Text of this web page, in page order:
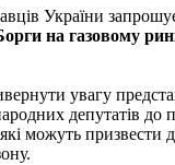
України
на газовому
увагу
депутатів до
можуть призвести